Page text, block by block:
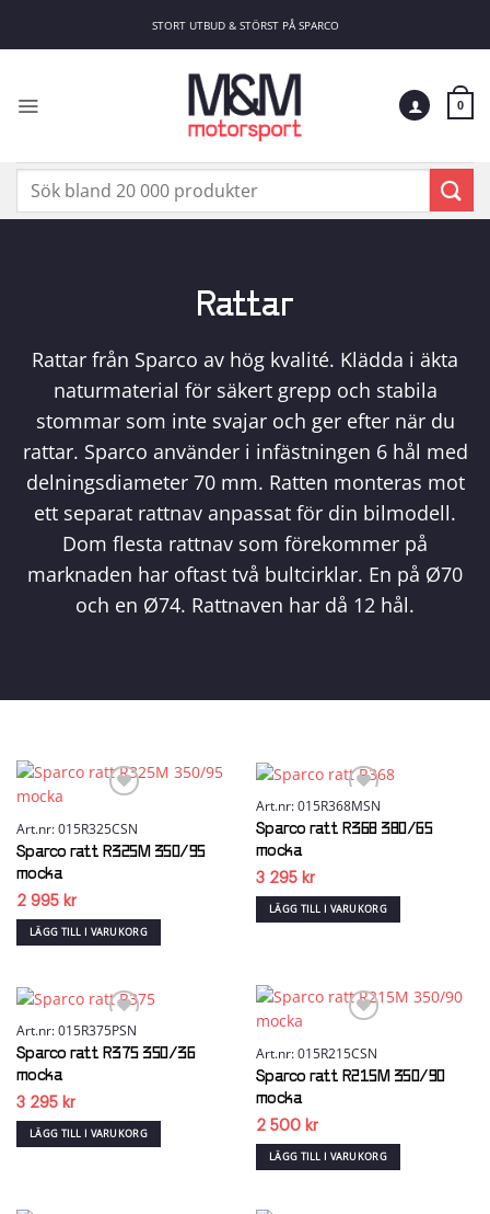
STORT UTBUD & STÖRST PÅ SPARCO
0
Sök
Rattar
Rattar från Sparco av hög kvalité. Klädda i äkta
naturmaterial för säkert grepp och stabila
stommar som inte svajar och ger efter när du
rattar. Sparco använder i infästningen 6 hål med
delningsdiameter 70 mm. Ratten monteras mot
ett separat rattnav anpassat för din bilmodell.
Dom flesta rattnav som förekommer på
marknaden har oftast två bultcirklar. En på Ø70
och en Ø74. Rattnaven har då 12 hål.
Art.nr: 015R325CSN
Sparco ratt R325M 350/95
mocka
2 995 kr
LÄGG TILL I VARUKORG
Add to wishlist
Art.nr: 015R368MSN
Sparco ratt R368 380/65
mocka
3 295 kr
LÄGG TILL I VARUKORG
Add to wishlist
Art.nr: 015R375PSN
Sparco ratt R375 350/36
mocka
3 295 kr
LÄGG TILL I VARUKORG
Art.nr: 015R215CSN
Sparco ratt R215M 350/90
mocka
2 500 kr
LÄGG TILL I VARUKORG